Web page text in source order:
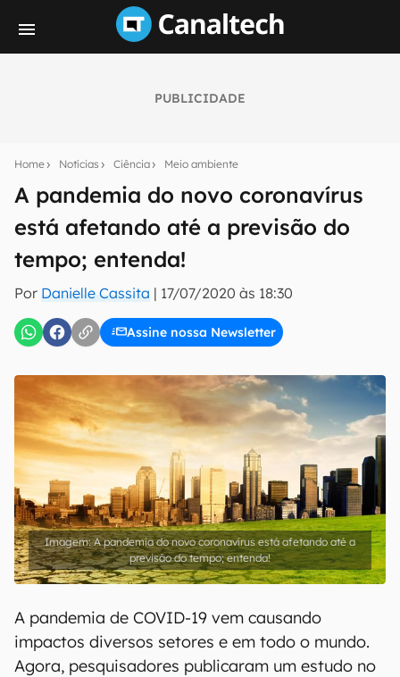
PUBLICIDADE
Home Notícias Ciência Meio ambiente
A pandemia do novo coronavírus
está afetando até a previsão do
tempo; entenda!
Por Danielle Cassita | 17/07/2020 às 18:30
Assine nossa Newsletter
notícias e reviews sobre tecnologia em primeira
E-mail
inscreva-se
Uso e Política de Privacidade do Canaltech.
A pandemia do novo coronavírus está afetando até a
previsão do tempo; entenda!
A pandemia de COVID-19 vem causando
impactos diversos setores e em todo o mundo.
Agora, pesquisadores publicaram um estudo no